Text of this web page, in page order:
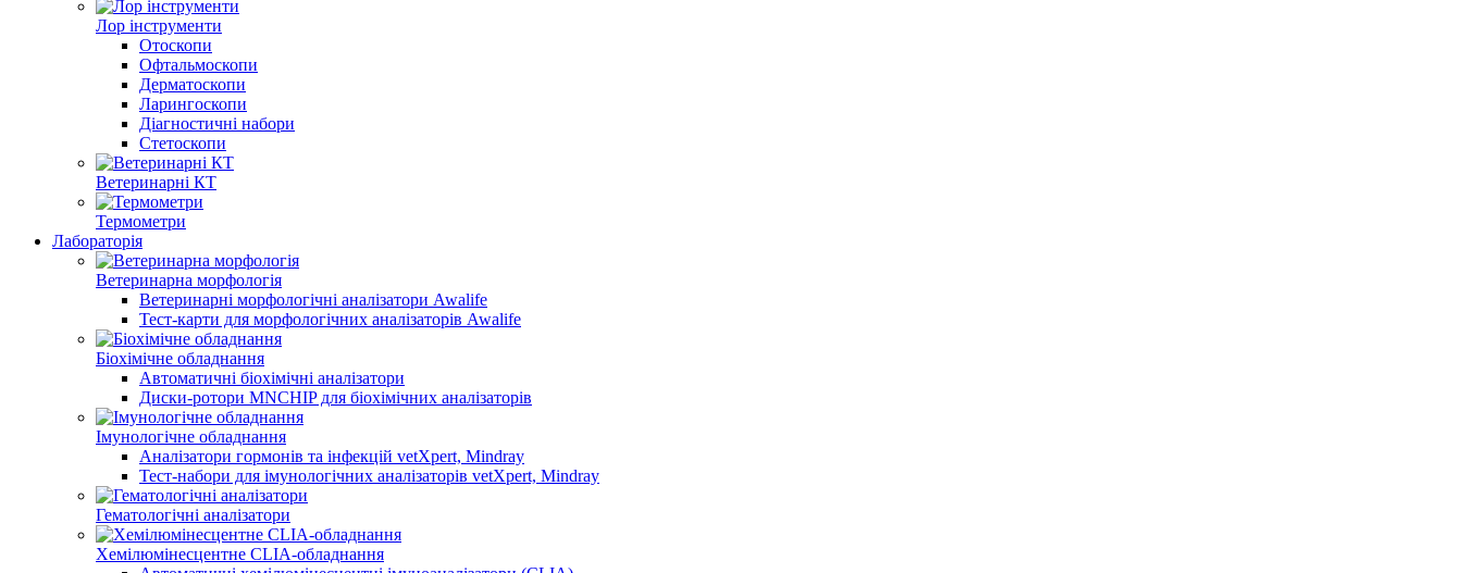
Лор інструменти
Отоскопи
Офтальмоскопи
Дерматоскопи
Ларингоскопи
Діагностичні набори
Стетоскопи
Ветеринарні КТ
Термометри
Лабораторія
Ветеринарна морфологія
Ветеринарні морфологічні аналізатори Awalife
Тест-карти для морфологічних аналізаторів Awalife
Біохімічне обладнання
Автоматичні біохімічні аналізатори
Диски-ротори MNCHIP для біохімічних аналізаторів
Імунологічне обладнання
Аналізатори гормонів та інфекцій vetXpert, Mindray
Тест-набори для імунологічних аналізаторів vetXpert, Mindray
Гематологічні аналізатори
Хемілюмінесцентне CLIA-обладнання